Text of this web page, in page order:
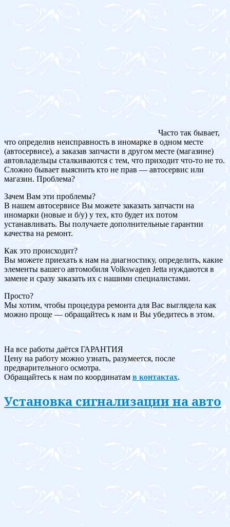
Часто так бывает,
что определив неисправность в иномарке в одном месте
(автосервисе), а заказав запчасти в другом месте (магазине)
автовладельцы сталкиваются с тем, что приходит что-то не то.
Сложно бывает выяснить кто не прав — автосервис или
магазин. Проблема?
Зачем Вам эти проблемы?
В нашем автосервисе Вы можете заказать запчасти на
иномарки (новые и б/у) у тех, кто будет их потом
устанавливать. Вы получаете дополнительные гарантии
качества на ремонт.
Как это происходит?
Вы можете приехать к нам на диагностику, определить, какие
элементы вашего автомобиля Volkswagen Jetta нуждаются в
замене и сразу заказать их с нашими специалистами.
Просто?
Мы хотим, чтобы процедура ремонта для Вас выглядела как
можно проще — обращайтесь к нам и Вы убедитесь в этом.
На все работы даётся ГАРАНТИЯ
Цену на работу можно узнать, разумеется, после
предварительного осмотра.
Обращайтесь к нам по координатам в контактах.
Установка сигнализации на авто